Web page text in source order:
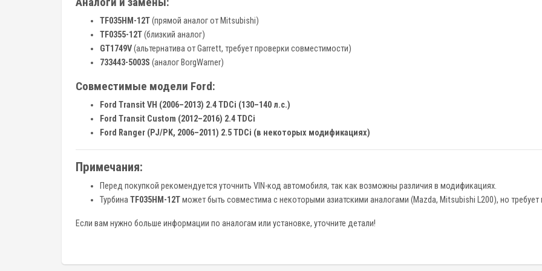
TF035HM-12T(прямой аналог от Mitsubishi)
TF0355-12T(близкий аналог)
GT1749V(альтернатива от Garrett, требует проверки совместимости)
733443-5003S (аналог BorgWarner)
Совместимые модели Ford:
Ford Transit VH (2006–2013) 2.4 TDCi (130–140 л.с.)
Ford Transit Custom (2012–2016) 2.4 TDCi
Ford Ranger (PJ/PK, 2006–2011) 2.5 TDCi (в некоторых модификациях)
Примечания:
Перед покупкой рекомендуется уточнить VIN-код автомобиля, так как возможны различия в модификациях.
ТурбинаTF035HM-12Tможет быть совместима с некоторыми азиатскими аналогами (Mazda, Mitsubishi L200), но требует
Если вам нужно больше информации по аналогам или установке, уточните детали!